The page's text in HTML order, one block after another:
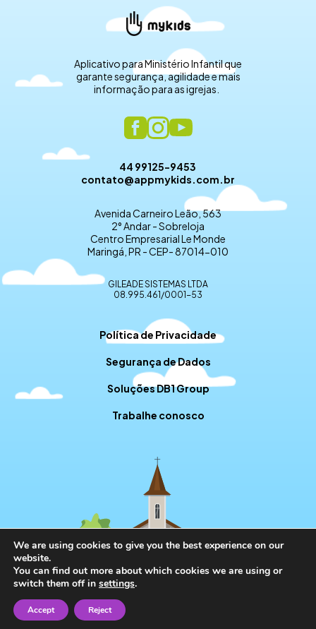
Aplicativo para Ministério Infantil que
garante segurança, agilidade e mais
informação para as igrejas.
44 99125-9453
contato@appmykids.com.br
Avenida Carneiro Leão, 563
2° Andar - Sobreloja
Centro Empresarial Le Monde
Maringá, PR - CEP- 87014-010
GILEADE SISTEMAS LTDA
08.995.461/0001-53
Política de Privacidade
Segurança de Dados
Soluções DB1 Group
Trabalhe conosco
We are using cookies to give you the best experience on our
website.
You can find out more about which cookies we are using or
switch them off in settings.
Accept Reject